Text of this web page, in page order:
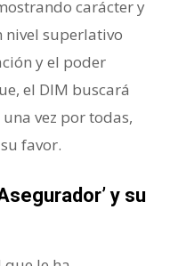
carácter y
nivel superlativo
y el poder
el DIM buscará
vez por todas,
favor.
y su